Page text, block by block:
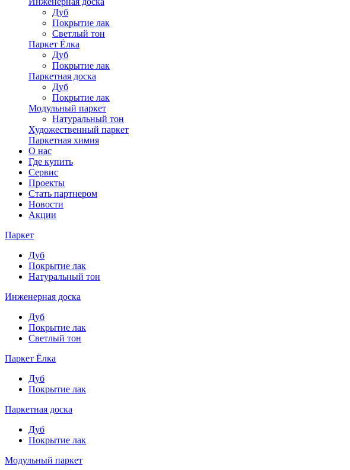
Дуб
Покрытие лак
Светлый тон
Паркет Ёлка
Дуб
Покрытие лак
Паркетная доска
Дуб
Покрытие лак
Модульный паркет
Натуральный тон
Художественный паркет
Паркетная химия
О нас
Где купить
Сервис
Проекты
Стать партнером
Новости
Акции
Паркет
Дуб
Покрытие лак
Натуральный тон
Инженерная доска
Дуб
Покрытие лак
Светлый тон
Паркет Ёлка
Дуб
Покрытие лак
Паркетная доска
Дуб
Покрытие лак
Модульный паркет